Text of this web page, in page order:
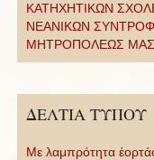
ΚΑΤΗΧΗΤΙΚΩΝ
ΝΕΑΝΙΚΩΝ
ΜΗΤΡΟΠΟΛΕΩΣ ΜΑΣ.
ΔΕΛΤΙΑ ΤΥΠΟΥ
Με λαμπρότητα